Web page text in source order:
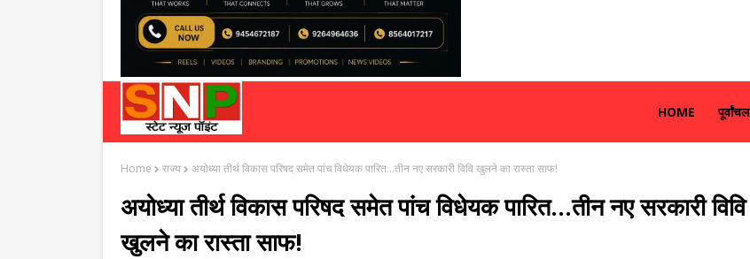
HOME पूर्वांचल
Home राज्य अयोध्या तीर्थ विकास परिषद समेत पांच विधेयक पारित...तीन नए सरकारी विवि खुलने का रास्ता साफ!
अयोध्या तीर्थ विकास परिषद समेत पांच विधेयक पारित...तीन नए सरकारी विवि
खुलने का रास्ता साफ!